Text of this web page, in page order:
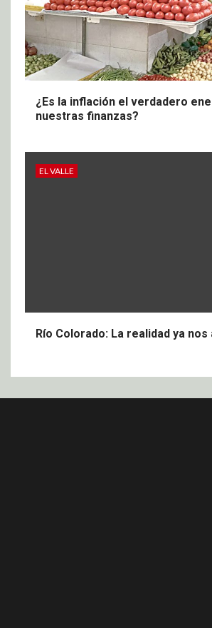
¿Es la inflación el verdadero
nuestras finanzas?
EL VALLE
Río Colorado: La realidad ya nos